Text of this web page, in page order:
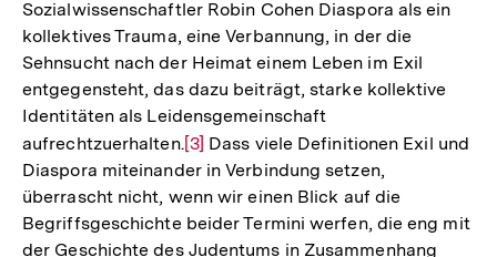
Sozialwissenschaftler Robin Cohen Diaspora als ein
kollektives Trauma, eine Verbannung, in der die
Sehnsucht nach der Heimat einem Leben im Exil
entgegensteht, das dazu beiträgt, starke kollektive
Identitäten als Leidensgemeinschaft
aufrechtzuerhalten.Zur
Auflösung
der
Fußnote
[3] Dass viele Definitionen Exil und
Diaspora miteinander in Verbindung setzen,
überrascht nicht, wenn wir einen Blick auf die
Begriffsgeschichte beider Termini werfen, die eng mit
der Geschichte des Judentums in Zusammenhang